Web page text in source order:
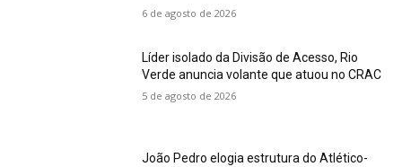
6 de agosto de 2026
Líder isolado da Divisão de Acesso, Rio
Verde anuncia volante que atuou no CRAC
5 de agosto de 2026
João Pedro elogia estrutura do Atlético-